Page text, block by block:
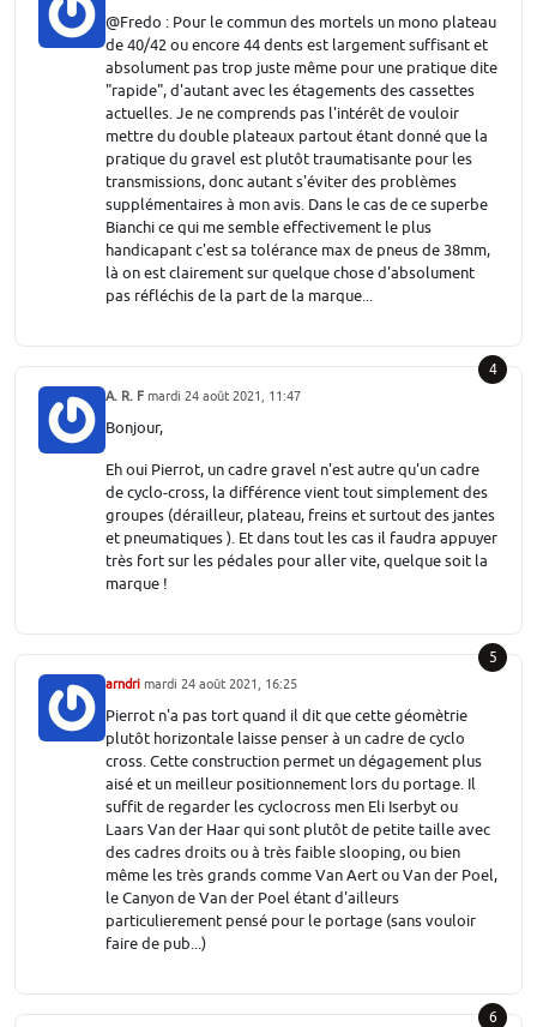
@Fredo : Pour le commun des mortels un mono plateau
de 40/42 ou encore 44 dents est largement suffisant et
absolument pas trop juste même pour une pratique dite
"rapide", d'autant avec les étagements des cassettes
actuelles. Je ne comprends pas l'intérêt de vouloir
mettre du double plateaux partout étant donné que la
pratique du gravel est plutôt traumatisante pour les
transmissions, donc autant s'éviter des problèmes
supplémentaires à mon avis. Dans le cas de ce superbe
Bianchi ce qui me semble effectivement le plus
handicapant c'est sa tolérance max de pneus de 38mm,
là on est clairement sur quelque chose d'absolument
pas réfléchis de la part de la marque...
4
A. R. F mardi 24 août 2021, 11:47
Bonjour,
Eh oui Pierrot, un cadre gravel n'est autre qu'un cadre
de cyclo-cross, la différence vient tout simplement des
groupes (dérailleur, plateau, freins et surtout des jantes
et pneumatiques ). Et dans tout les cas il faudra appuyer
très fort sur les pédales pour aller vite, quelque soit la
marque !
5
arndri mardi 24 août 2021, 16:25
Pierrot n'a pas tort quand il dit que cette géomètrie
plutôt horizontale laisse penser à un cadre de cyclo
cross. Cette construction permet un dégagement plus
aisé et un meilleur positionnement lors du portage. Il
suffit de regarder les cyclocross men Eli Iserbyt ou
Laars Van der Haar qui sont plutôt de petite taille avec
des cadres droits ou à très faible slooping, ou bien
même les très grands comme Van Aert ou Van der Poel,
le Canyon de Van der Poel étant d'ailleurs
particulierement pensé pour le portage (sans vouloir
faire de pub...)
6